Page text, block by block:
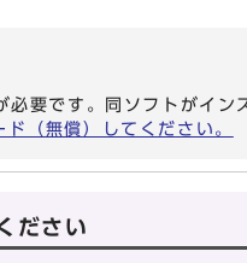
要です。同ソフトがイン
（無償）してください。
ださい